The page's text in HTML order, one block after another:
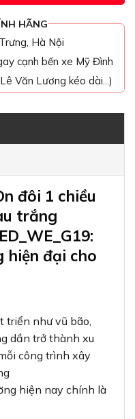
HÃNG
Hà Nội
cạnh bến xe Mỹ Đình
Văn Lương kéo dài...)
đôi 1 chiều
trắng
hiện đại cho
triển như vũ bão,
dần trở thành xu
công trình xây
hiện nay chính là